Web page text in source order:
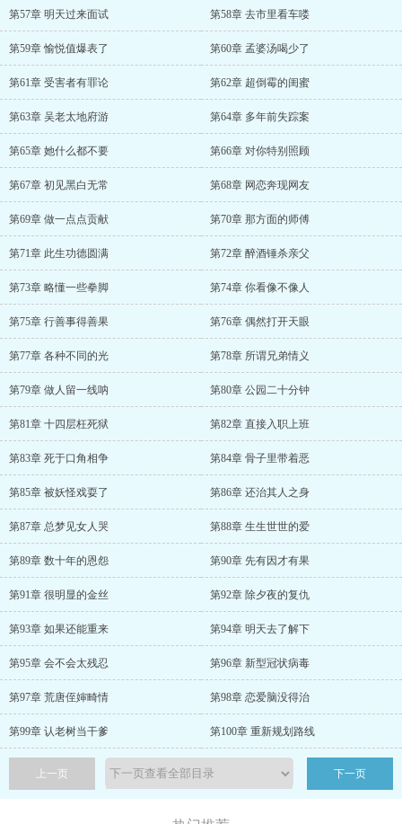
第57章 明天过来面试 第58章 去市里看车喽
第59章 愉悦值爆表了 第60章 孟婆汤喝少了
第61章 受害者有罪论 第62章 超倒霉的闺蜜
第63章 吴老太地府游 第64章 多年前失踪案
第65章 她什么都不要 第66章 对你特别照顾
第67章 初见黑白无常 第68章 网恋奔现网友
第69章 做一点点贡献 第70章 那方面的师傅
第71章 此生功德圆满 第72章 醉酒锤杀亲父
第73章 略懂一些拳脚 第74章 你看像不像人
第75章 行善事得善果 第76章 偶然打开天眼
第77章 各种不同的光 第78章 所谓兄弟情义
第79章 做人留一线呐 第80章 公园二十分钟
第81章 十四层枉死狱 第82章 直接入职上班
第83章 死于口角相争 第84章 骨子里带着恶
第85章 被妖怪戏耍了 第86章 还治其人之身
第87章 总梦见女人哭 第88章 生生世世的爱
第89章 数十年的恩怨 第90章 先有因才有果
第91章 很明显的金丝 第92章 除夕夜的复仇
第93章 如果还能重来 第94章 明天去了解下
第95章 会不会太残忍 第96章 新型冠状病毒
第97章 荒唐侄婶畸情 第98章 恋爱脑没得治
第99章 认老树当干爹 第100章 重新规划路线
上一页 下一页